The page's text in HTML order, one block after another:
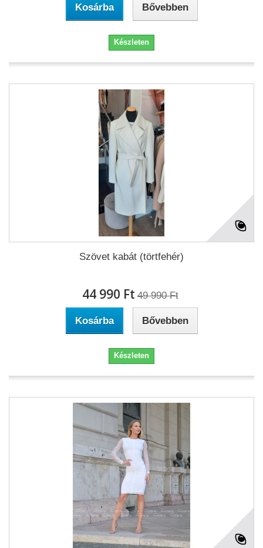
Kosárba Bővebben
Készleten
Szövet kabát (törtfehér)
44 990 Ft‎ 49 990 Ft‎
Kosárba Bővebben
Készleten